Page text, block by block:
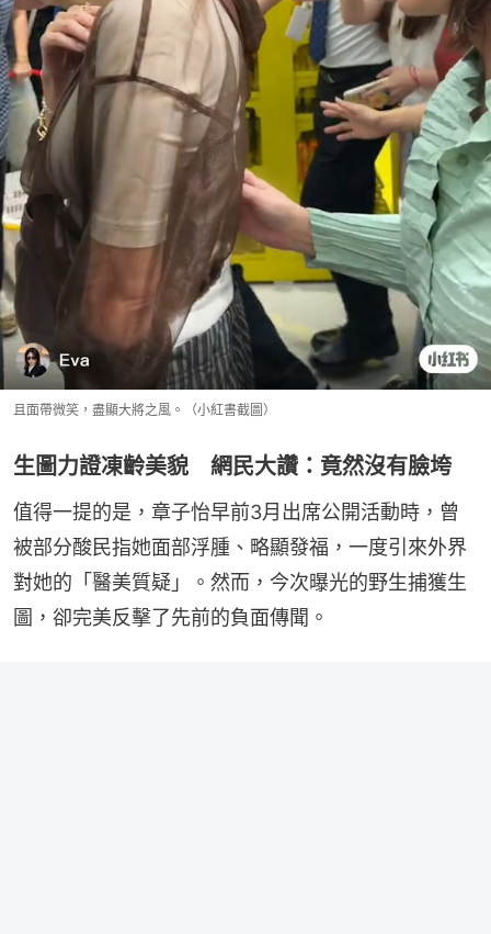
且面帶微笑，盡顯大將之風。（小紅書截圖）
生圖力證凍齡美貌 網民大讚：竟然沒有臉垮
值得一提的是，章子怡早前3月出席公開活動時，曾
被部分酸民指她面部浮腫、略顯發福，一度引來外界
對她的「醫美質疑」。然而，今次曝光的野生捕獲生
圖，卻完美反擊了先前的負面傳聞。